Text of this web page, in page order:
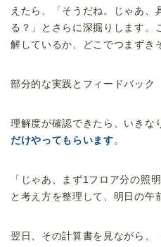
えたら、「そうだね。じゃあ、
る？」とさらに深掘りします。
解しているか、どこでつまずき
部分的な実践とフィードバック
理解度が確認できたら、いきな
だけやってもらいます 。
「じゃあ、まず1フロア分の照
と考え方を整理して、明日の午
翌日、その計算書を見ながら、